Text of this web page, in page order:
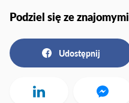
Podziel się ze znajomymi
Udostępnij